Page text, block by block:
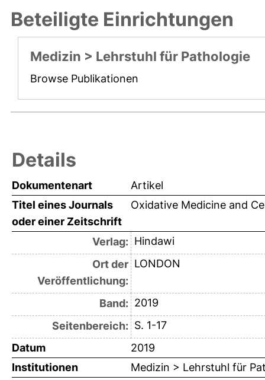
Beteiligte Einrichtungen
Medizin > Lehrstuhl für Pathologie
Browse Publikationen
Details
Dokumentenart
Artikel
Titel eines Journals
oder einer Zeitschrift
Oxidative Medicine and
Verlag: Hindawi
Ort der
Veröffentlichung:
LONDON
Band: 2019
Seitenbereich: S. 1-17
Datum
2019
Institutionen
Medizin > Lehrstuhl für